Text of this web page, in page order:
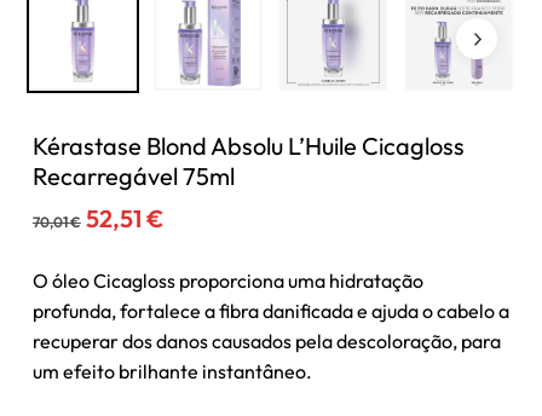
Kérastase Blond Absolu L’Huile Cicagloss
Recarregável 75ml
70,01€ O
original
era:
70,01 €.
52,51 €O
atual
é:
52,51 €.
O óleo Cicagloss proporciona uma hidratação
profunda, fortalece a fibra danificada e ajuda o cabelo a
recuperar dos danos causados pela descoloração, para
um efeito brilhante instantâneo.